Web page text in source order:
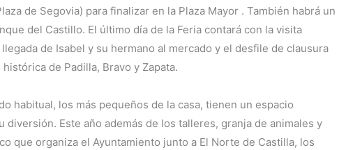
de Segovia) para finalizar en la Plaza Mayor . También habrá un
del Castillo. El último día de la Feria contará con la visita
de Isabel y su hermano al mercado y el desfile de clausura
de Padilla, Bravo y Zapata.
habitual, los más pequeños de la casa, tienen un espacio
diversión. Este año además de los talleres, granja de animales y
que organiza el Ayuntamiento junto a El Norte de Castilla, los